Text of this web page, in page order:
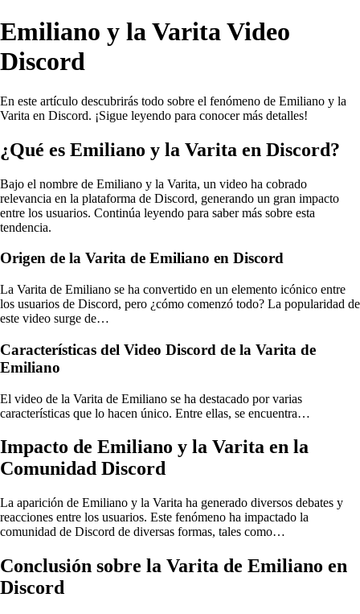
Emiliano y la Varita Video
Discord
En este artículo descubrirás todo sobre el fenómeno de Emiliano y la
Varita en Discord. ¡Sigue leyendo para conocer más detalles!
¿Qué es Emiliano y la Varita en Discord?
Bajo el nombre de Emiliano y la Varita, un video ha cobrado
relevancia en la plataforma de Discord, generando un gran impacto
entre los usuarios. Continúa leyendo para saber más sobre esta
tendencia.
Origen de la Varita de Emiliano en Discord
La Varita de Emiliano se ha convertido en un elemento icónico entre
los usuarios de Discord, pero ¿cómo comenzó todo? La popularidad de
este video surge de…
Características del Video Discord de la Varita de
Emiliano
El video de la Varita de Emiliano se ha destacado por varias
características que lo hacen único. Entre ellas, se encuentra…
Impacto de Emiliano y la Varita en la
Comunidad Discord
La aparición de Emiliano y la Varita ha generado diversos debates y
reacciones entre los usuarios. Este fenómeno ha impactado la
comunidad de Discord de diversas formas, tales como…
Conclusión sobre la Varita de Emiliano en
Discord